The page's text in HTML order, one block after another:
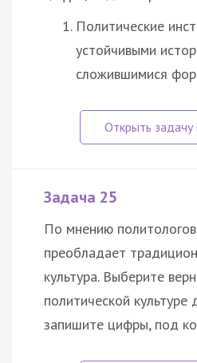
Политические
устойчивыми
сложившимися
Задача 25
По мнению
преобладает
культура. Выберите
политической культуре
запишите цифры, под